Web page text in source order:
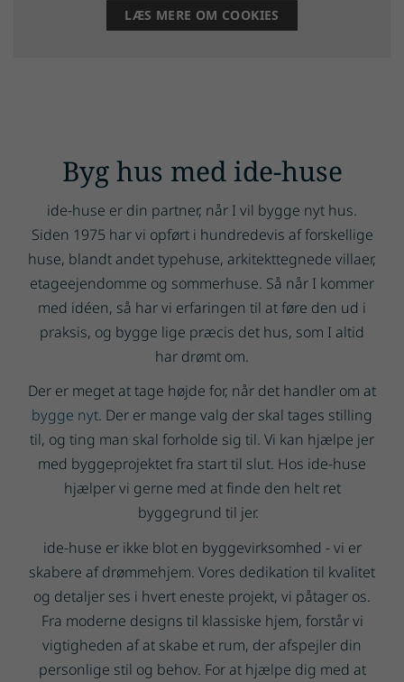
LÆS MERE OM COOKIES
Byg hus med ide-huse
ide-huse er din partner, når I vil bygge nyt hus.
Siden 1975 har vi opført i hundredevis af forskellige
huse, blandt andet typehuse, arkitekttegnede villaer,
etageejendomme og sommerhuse. Så når I kommer
med idéen, så har vi erfaringen til at føre den ud i
praksis, og bygge lige præcis det hus, som I altid
har drømt om.
Der er meget at tage højde for, når det handler om at
bygge nyt. Der er mange valg der skal tages stilling
til, og ting man skal forholde sig til. Vi kan hjælpe jer
med byggeprojektet fra start til slut. Hos ide-huse
hjælper vi gerne med at finde den helt ret
byggegrund til jer.
ide-huse er ikke blot en byggevirksomhed - vi er
skabere af drømmehjem. Vores dedikation til kvalitet
og detaljer ses i hvert eneste projekt, vi påtager os.
Fra moderne designs til klassiske hjem, forstår vi
vigtigheden af at skabe et rum, der afspejler din
personlige stil og behov. For at hjælpe dig med at